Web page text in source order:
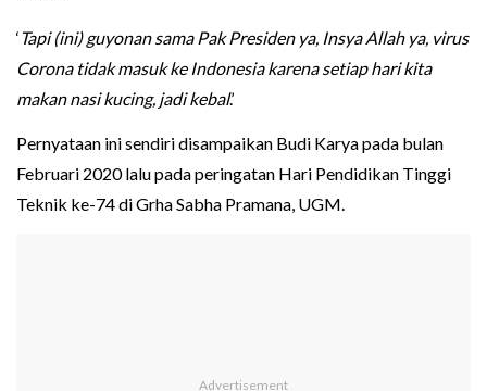
‘Tapi (ini) guyonan sama Pak Presiden ya, Insya Allah ya, virus
Corona tidak masuk ke Indonesia karena setiap hari kita
makan nasi kucing, jadi kebal.’
Pernyataan ini sendiri disampaikan Budi Karya pada bulan
Februari 2020 lalu pada peringatan Hari Pendidikan Tinggi
Teknik ke-74 di Grha Sabha Pramana, UGM.